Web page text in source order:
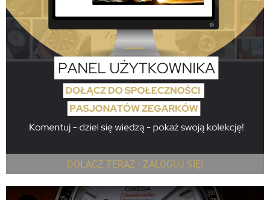
DOŁĄCZ TERAZ - ZALOGUJ SIĘ!